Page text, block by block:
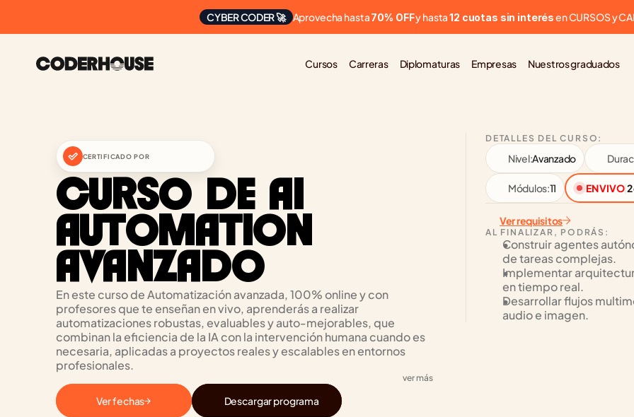
CYBER CODER 🚀 Aprovecha hasta 70% OFF y hasta 12 cuotas sin interés en CURSOS y
Cursos Carreras Diplomaturas Empresas Nuestros graduados
CERTIFICADO POR
CURSO DE AI
AUTOMATION
AVANZADO
En este curso de Automatización avanzada, 100% online y con
profesores que te enseñan en vivo, aprenderás a realizar
automatizaciones robustas, evaluables y auto-mejorables, que
combinan la eficiencia de la IA con la intervención humana cuando es
necesaria, aplicadas a proyectos reales y escalables en entornos
profesionales.
ver más
Ver fechas Descargar programa
DETALLES DEL CURSO:
Nivel:Avanzado
Módulos:11 EN VIVO|
Ver requisitos
AL FINALIZAR, PODRÁS:
Construir agentes
de tareas complejas.
Implementar
en tiempo real.
Desarrollar flujos
audio e imagen.